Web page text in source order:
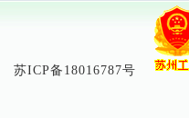
苏ICP备18016787号